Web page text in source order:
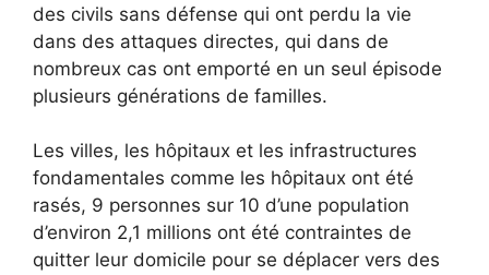
des civils sans défense qui ont perdu la vie
dans des attaques directes, qui dans de
nombreux cas ont emporté en un seul épisode
plusieurs générations de familles.
Les villes, les hôpitaux et les infrastructures
fondamentales comme les hôpitaux ont été
rasés, 9 personnes sur 10 d’une population
d’environ 2,1 millions ont été contraintes de
quitter leur domicile pour se déplacer vers des